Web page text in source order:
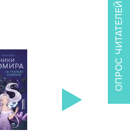
ОПРОС ЧИТАТЕЛЕЙ